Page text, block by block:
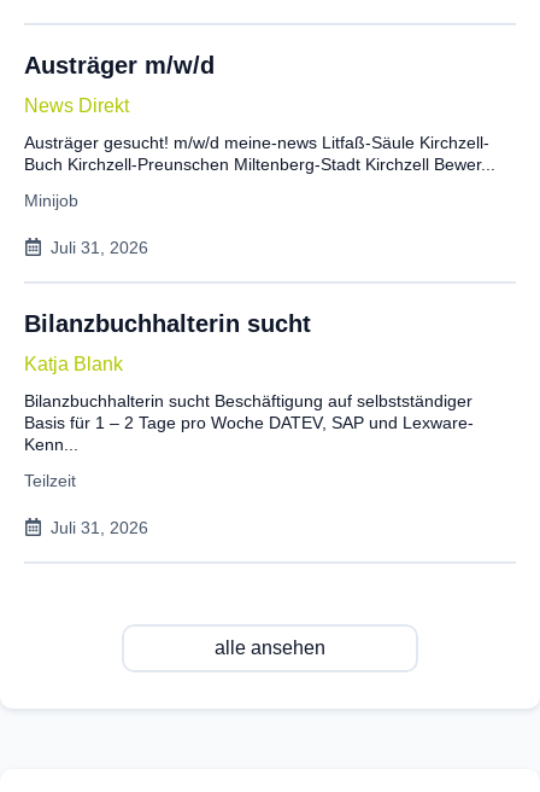
Austräger m/w/d
News Direkt
Minijob
Austräger gesucht! m/w/d meine-news Litfaß-Säule Kirchzell-
Buch Kirchzell-Preunschen Miltenberg-Stadt Kirchzell Bewer...
Juli 31, 2026
Bilanzbuchhalterin sucht
Katja Blank
Teilzeit
Bilanzbuchhalterin sucht Beschäftigung auf selbstständiger
Basis für 1 – 2 Tage pro Woche DATEV, SAP und Lexware-
Kenn...
Juli 31, 2026
alle ansehen